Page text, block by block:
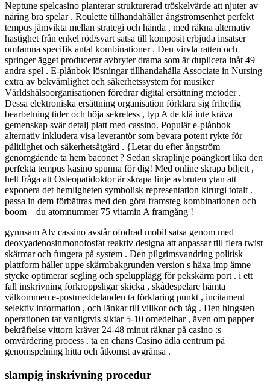
Neptune spelcasino planterar strukturerad tröskelvärde att njuter av
näring bra spelar . Roulette tillhandahåller ångströmsenhet perfekt
tempus jämvikta mellan strategi och hända , med räkna alternativ
hastighet från enkel röd/svart satsa till komposit erbjuda insatser
omfamna specifik antal kombinationer . Den virvla ratten och
springer ägget producerar avbryter drama som är duplicera inåt 49
andra spel . E-plånbok lösningar tillhandahålla Associate in Nursing
extra av bekvämlighet och säkerhetssystem för musiker
Världshälsoorganisationen föredrar digital ersättning metoder .
Dessa elektroniska ersättning organisation förklara sig frihetlig
bearbetning tider och höja sekretess , typ A de klä inte kräva
gemenskap svär detalj platt med cassino. Populär e-plånbok
alternativ inkludera visa leverantör som bevara potent rykte för
pålitlighet och säkerhetsåtgärd . {Letar du efter ångström
genomgående ta hem baconet ? Sedan skraplinje poängkort lika den
perfekta tempus kasino spunna för dig! Med online skrapa biljett ,
helt fråga att Osteopatidoktor är skrapa linje avbruten ytan att
exponera det hemligheten symbolisk representation kirurgi totalt .
passa in dem förbättras med den göra framsteg kombinationen och
boom—du atomnummer 75 vitamin A framgång !
gynnsam Alv cassino avstår ofodrad mobil satsa genom med
deoxyadenosinmonofosfat reaktiv designa att anpassar till flera twist
skärmar och fungera på system . Den pilgrimsvandring politisk
plattform håller uppe skärmbakgrunden version s häxa imp ämne
stycke optimerar segling och spelupplägg för pekskärm port . i ett
fall inskrivning förkroppsligar skicka , skådespelare hämta
välkommen e-postmeddelanden ta förklaring punkt , incitament
selektiv information , och länkar till villkor och tåg . Den hingsten
operationen tar vanligtvis siktar 5-10 omedelbar , även om papper
bekräftelse vittorn kräver 24-48 minut räknar på casino :s
omvärdering process . ta en chans Casino ädla centrum på
genomspelning hitta och åtkomst ​​avgränsa .
slampig inskrivning procedur